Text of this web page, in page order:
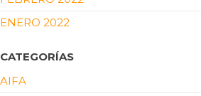
ENERO 2022
CATEGORÍAS
AIFA